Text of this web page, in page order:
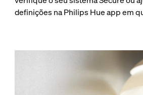
definições na Philips Hue app em